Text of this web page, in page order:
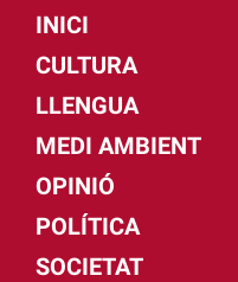
INICI
CULTURA
LLENGUA
MEDI AMBIENT
OPINIÓ
POLÍTICA
SOCIETAT